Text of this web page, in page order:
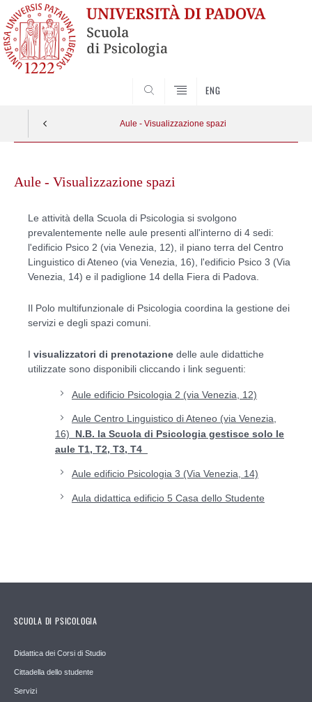
ENG
Aule - Visualizzazione spazi
contentAule - Visualizzazione spazi
Le attività della Scuola di Psicologia si svolgono
prevalentemente nelle aule presenti all'interno di 4 sedi:
l'edificio Psico 2 (via Venezia, 12), il piano terra del Centro
Linguistico di Ateneo (via Venezia, 16), l'edificio Psico 3 (Via
Venezia, 14) e il padiglione 14 della Fiera di Padova.
Il Polo multifunzionale di Psicologia coordina la gestione dei
servizi e degli spazi comuni.
I visualizzatori di prenotazione delle aule didattiche
utilizzate sono disponibili cliccando i link seguenti:
Aule edificio Psicologia 2 (via Venezia, 12)
Aule Centro Linguistico di Ateneo (via Venezia,
16) N.B. la Scuola di Psicologia gestisce solo le
aule T1, T2, T3, T4
Aule edificio Psicologia 3 (Via Venezia, 14)
Aula didattica edificio 5 Casa dello Studente
SCUOLA DI PSICOLOGIA
Didattica dei Corsi di Studio
Cittadella dello studente
Servizi